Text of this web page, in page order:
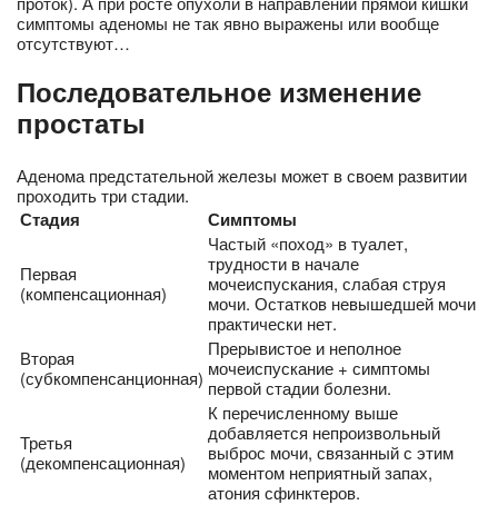
симптомы аденомы не так явно выражены или вообще
отсутствуют…
Последовательное изменение
простаты
Аденома предстательной железы может в своем развитии
проходить три стадии.
Стадия Симптомы
Первая
(компенсационная)
Частый «поход» в туалет,
трудности в начале
мочеиспускания, слабая струя
мочи. Остатков невышедшей мочи
практически нет.
Вторая
(субкомпенсанционная)
Прерывистое и неполное
мочеиспускание + симптомы
первой стадии болезни.
Третья
(декомпенсационная)
К перечисленному выше
добавляется непроизвольный
выброс мочи, связанный с этим
моментом неприятный запах,
атония сфинктеров.